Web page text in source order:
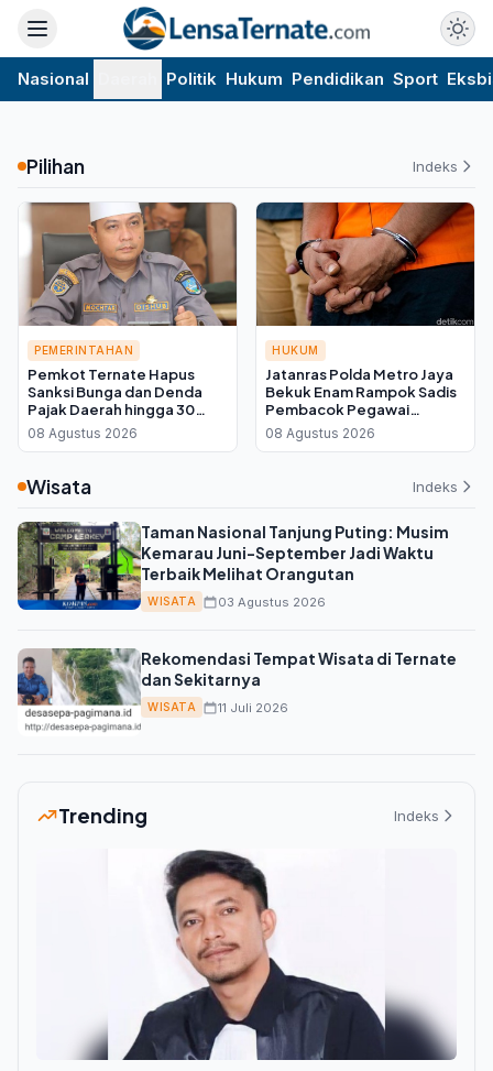
Nasional Politik Hukum Pendidikan Sport
Pilihan Indeks
PEMERINTAHAN
Pemkot Ternate Hapus
Sanksi Bunga dan Denda
Pajak Daerah hingga 30
September 2026, Cukup
Bayar Pokok
08 Agustus 2026
HUKUM
Jatanras Polda Metro Jaya
Bekuk Enam Rampok Sadis
Pembacok Pegawai
Koperasi di Cibitung
08 Agustus 2026
Wisata Indeks
Taman Nasional Tanjung Puting: Musim
Kemarau Juni-September Jadi Waktu
Terbaik Melihat Orangutan
WISATA 03 Agustus 2026
Rekomendasi Tempat Wisata di Ternate
dan Sekitarnya
WISATA 11 Juli 2026
Trending Indeks